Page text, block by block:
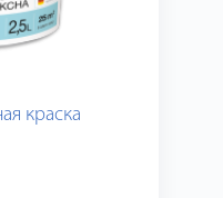
краска